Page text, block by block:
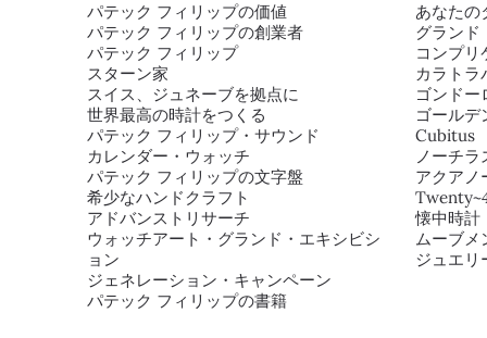
パテック フィリップの価値
パテック フィリップの創業者
パテック フィリップ
スターン家
スイス、ジュネーブを拠点に
世界最高の時計をつくる
パテック フィリップ・サウンド
カレンダー・ウォッチ
パテック フィリップの文字盤
希少なハンドクラフト
アドバンストリサーチ
ウォッチアート・グランド・エキシビシ
ョン
ジェネレーション・キャンペーン
パテック フィリップの書籍
あなたの
グランド
コンプリ
カラトラ
ゴンドー
ゴールデ
Cubitus
ノーチラ
アクアノ
懐中時計
ムーブメ
ジュエリ